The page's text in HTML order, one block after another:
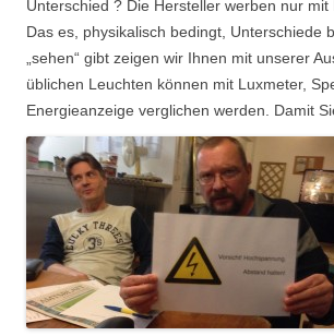
Unterschied ? Die Hersteller werben nur mit
Das es, physikalisch bedingt, Unterschiede
„sehen“ gibt zeigen wir Ihnen mit unserer
üblichen Leuchten können mit Luxmeter,
Energieanzeige verglichen werden. Damit